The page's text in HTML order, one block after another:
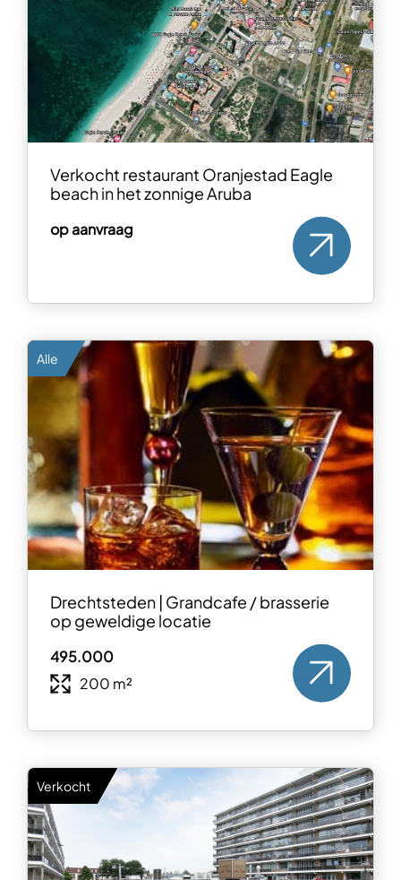
Verkocht restaurant Oranjestad Eagle
beach in het zonnige Aruba
op aanvraag
Alle
Drechtsteden | Grandcafe / brasserie
op geweldige locatie
495.000
200 m²
Verkocht